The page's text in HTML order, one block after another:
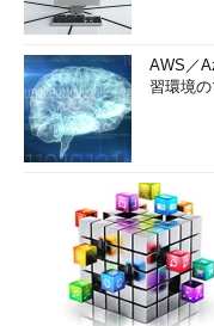
AWS／
習環境